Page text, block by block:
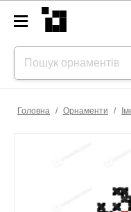
Головна / Орнаменти /